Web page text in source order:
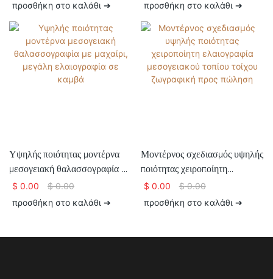
προσθήκη στο καλάθι ➔
προσθήκη στο καλάθι ➔
Υψηλής ποιότητας μοντέρνα
μεσογειακή θαλασσογραφία με
μαχαίρι, μεγάλη ελαιογραφία
σε καμβά
$ 0.00 $0.00
προσθήκη στο καλάθι ➔
Μοντέρνος σχεδιασμός υψηλής
ποιότητας χειροποίητη
ελαιογραφία μεσογειακού
τοπίου τοίχου ζωγραφική προς
$ 0.00 $0.00
προσθήκη στο καλάθι ➔